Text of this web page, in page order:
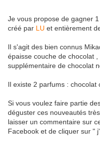
Je vous propose de gagner
créé par LU et entièrement
Il s'agit des bien connus
épaisse couche de chocolat
supplémentaire de chocolat
Il existe 2 parfums : chocolat
Si vous voulez faire partie
déguster ces nouveautés
laisser un commentaire sur
Facebook et de cliquer sur "